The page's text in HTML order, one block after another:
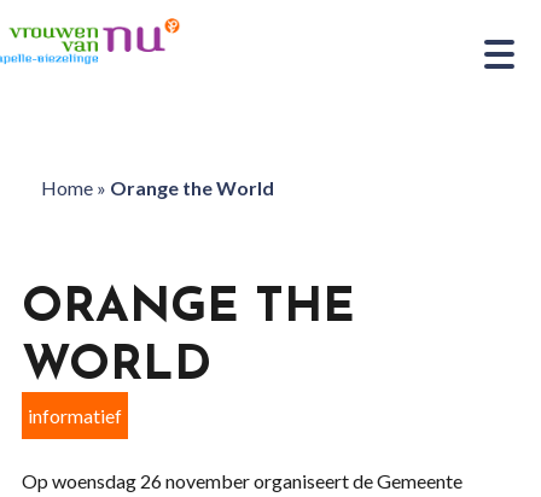
Home» Orange the World
ORANGE THE
WORLD
informatief
Op woensdag 26 november organiseert de Gemeente